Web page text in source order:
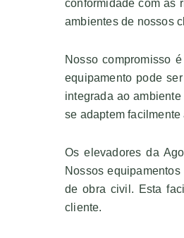
conformidade com as
ambientes de nossos
Nosso compromisso
equipamento pode
integrada ao
se adaptem
Os elevadores da
Nossos
de obra civil. Esta
cliente.